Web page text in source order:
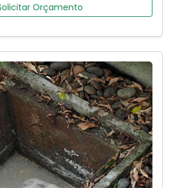
Orçamento